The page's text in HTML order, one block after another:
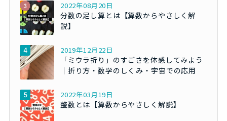
2022年08月20日
分数の足し算とは【算数からやさしく解
説】
2019年12月22日
「ミウラ折り」のすごさを体感してみよう
｜折り方・数学のしくみ・宇宙での応用
2022年03月19日
整数とは【算数からやさしく解説】